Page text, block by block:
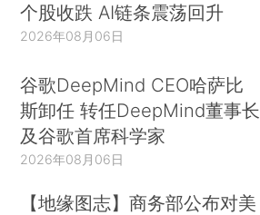
个股收跌 AI链条震荡回升
2026年08月06日
谷歌DeepMind CEO哈萨比
斯卸任 转任DeepMind董事长
及谷歌首席科学家
2026年08月06日
【地缘图志】商务部公布对美